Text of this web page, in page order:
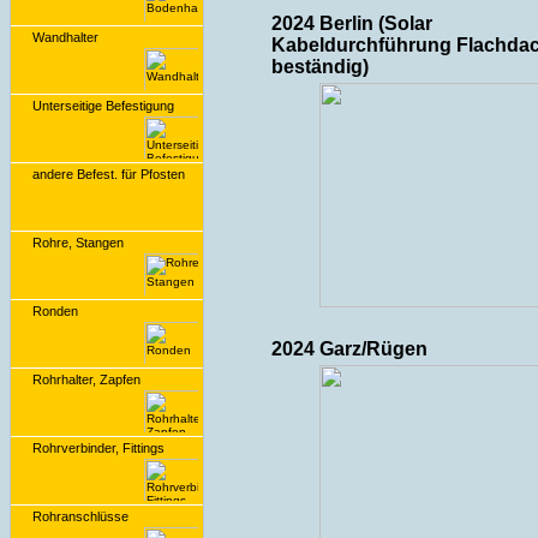
Wandhalter
Unterseitige Befestigung
andere Befest. für Pfosten
Rohre, Stangen
Ronden
Rohrhalter, Zapfen
Rohrverbinder, Fittings
Rohranschlüsse
2024 Berlin (Solar
Kabeldurchführung
beständig)
2024 Garz/Rügen